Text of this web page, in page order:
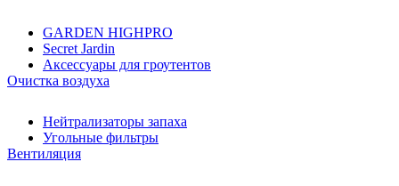
GARDEN HIGHPRO
Secret Jardin
Аксессуары для гроутентов
Очистка воздуха
Нейтрализаторы запаха
Угольные фильтры
Вентиляция